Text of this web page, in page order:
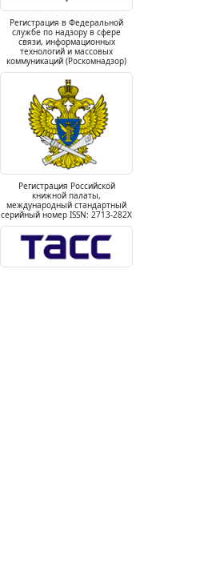
Регистрация в Федеральной
службе по надзору в сфере
связи, информационных
технологий и массовых
коммуникаций (Роскомнадзор)
Регистрация Российской
книжной палаты,
международный стандартный
серийный номер ISSN: 2713-282X